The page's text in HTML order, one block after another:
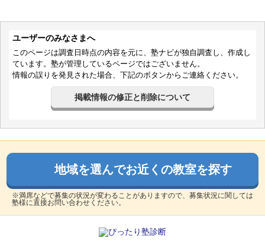
ユーザーのみなさまへ
このページは調査日時点の内容を元に、塾ナビが独自調査し、作成し
ています。塾が管理しているページではございません。
情報の誤りを発見された場合、下記のボタンからご連絡ください。
掲載情報の修正と削除について
地域を選んでお近くの教室を探す
※満席などで募集の状況が変わることがありますので、募集状況に関しては
塾様に直接お問い合わせください。